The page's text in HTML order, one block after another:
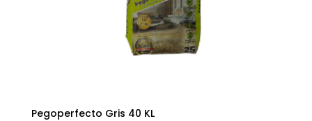
Pegoperfecto Gris 40 KL